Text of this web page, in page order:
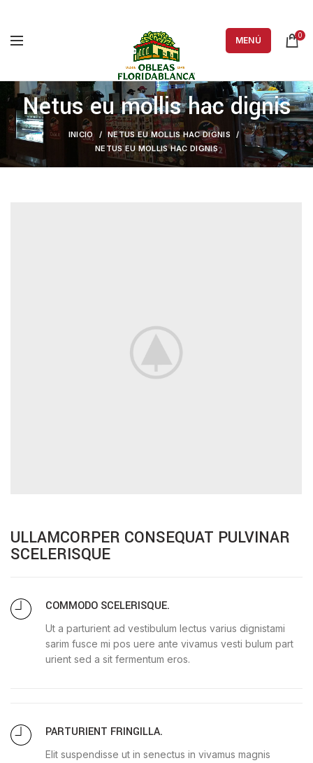
MENÚ 0
Netus eu mollis hac dignis
INICIO
NETUS EU MOLLIS HAC DIGNIS
NETUS EU MOLLIS HAC DIGNIS
ULLAMCORPER CONSEQUAT PULVINAR
SCELERISQUE
COMMODO SCELERISQUE.
Ut a parturient ad vestibulum lectus varius dignistami
sarim fusce mi pos uere ante vivamus vesti bulum part
urient sed a sit fermentum eros.
PARTURIENT FRINGILLA.
Elit suspendisse ut in senectus in vivamus magnis